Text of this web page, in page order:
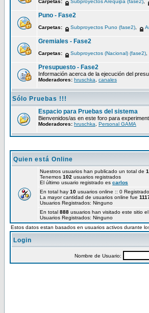
Carpetas: Subproyectos Arequipa (fase2)
Puno - Fase2
Carpetas: Subproyectos Puno (fase2)
Gremiales - Fase2
Carpetas: Subproyectos (Nacional) (fase2)
Presupuesto - Fase2
Información acerca de la ejecución del
Moderadores: hruschka canales
Sólo Pruebas !!!
Espacio para Pruebas del sistema
Bienvenidos/as en este foro para
Moderadores: hruschka Personal GAMA
Quien está Online
Nuestros usuarios han publicado un total de
Tenemos 102 usuarios registrados
El último usuario registrado es carlos
En total hay 10 usuarios online :: 0
La mayor cantidad de usuarios online fue
Usuarios Registrados: Ninguno
En total 888 usuarios han visitado este sitio
Usuarios Registrados: Ninguno
Estos datos estan basados en usuarios activos durante
Login
Nombre de Usuario: